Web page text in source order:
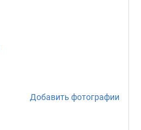
Добавить фотографии